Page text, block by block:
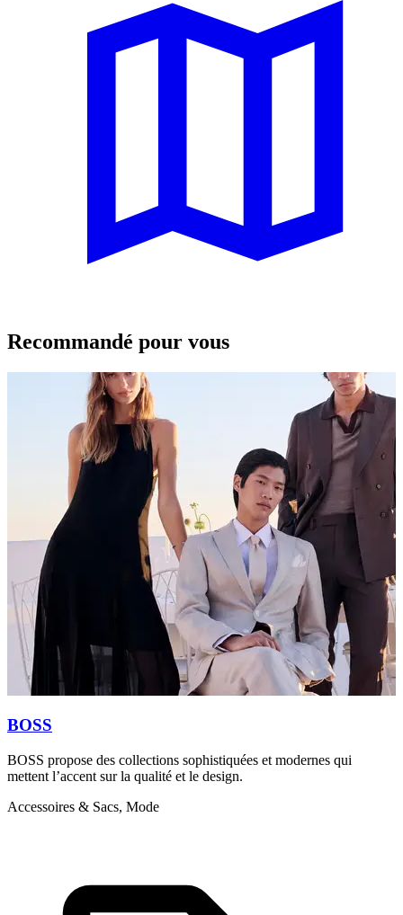
Recommandé pour vous
BOSS
BOSS propose des collections sophistiquées et modernes qui
mettent l’accent sur la qualité et le design.
Accessoires & Sacs, Mode